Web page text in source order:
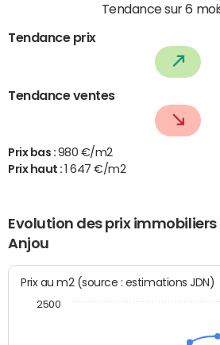
Tendance sur 6
Tendance prix
Tendance ventes
Prix bas : 980 €/m2
Prix haut :
1 647 €/m2
Evolution des prix
Anjou
Prix au m2 (source : estimations JDN)
2500